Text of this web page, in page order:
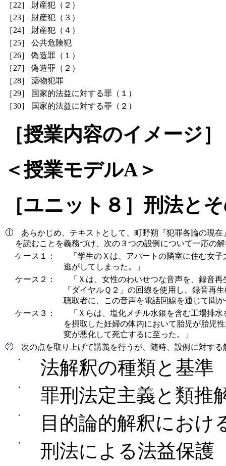
［22］
財産犯（２）
［23］
財産犯（３）
［24］
財産犯（４）
［25］
公共危険犯
［26］
偽造罪（１）
［27］
偽造罪（２）
［28］
薬物犯罪
［29］
国家的法益に対する罪（１）
［30］
国家的法益に対する罪（２）
［授業内容のイメージ］
＜授業モデルA＞
［ユニット８］刑法と
あらかじめ、テキストとして、町野朔『犯罪各論の現在
を読むことを義務づけ、次の３つの設例について一応の
ケース１：
「学生のＸは、アパートの隣室に住む女
逃がしてしまった。」
ケース２：
「Ｘは、女性のわいせつな音声を、録音
「ダイヤルＱ２」の回線を使用し、録音再
聴取者に、この音声を電話回線を通じて聞
ケース３：
「Ｘらは、塩化メチル水銀を含む工場排
を摂取した妊婦の体内において胎児が胎児
変が悪化して死亡するに至った。」
次の点を取り上げて講義を行うが、随時、設例に対する
・
法解釈の種類と基準
・ 罪刑法定主義と類推
・ 目的論的解釈におけ
・ 刑法による法益保護